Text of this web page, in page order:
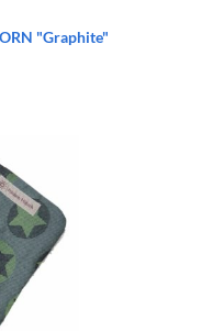
"Graphite"